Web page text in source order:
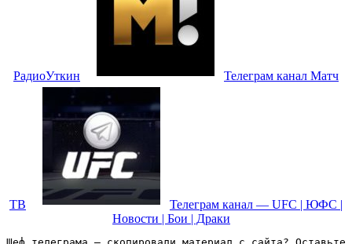
РадиоУткин Телеграм канал Матч
ТВ
Телеграм канал — UFC | ЮФС |
Новости | Бои | Драки